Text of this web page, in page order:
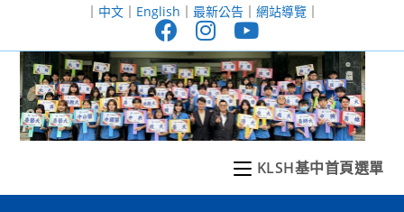
至
｜ 中文｜ English ｜ 最新公告｜ 網站導覽｜
KLSH基中首頁選單